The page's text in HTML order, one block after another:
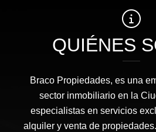
QUIÉNES
Braco Propiedades, es una
sector inmobiliario en la
especialistas en servicios
alquiler y venta de